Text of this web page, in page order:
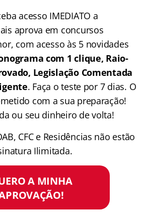
acesso IMEDIATO a
aprova em concursos
com acesso às 5 novidades
com 1 clique, Raio-
Legislação Comentada
. Faça o teste por 7 dias. O
com a sua preparação!
ou seu dinheiro de volta!
CFC e Residências não estão
Ilimitada.
A MINHA